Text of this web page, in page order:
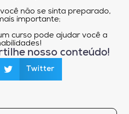
não se sinta preparado,
importante;
curso pode ajudar você a
nosso conteúdo!
Twitter